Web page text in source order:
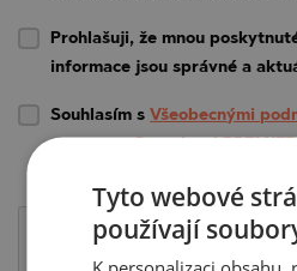
Prohlašuji, že mnou
informace jsou správné a
Souhlasím sVšeobecnými
programu Stonehard
Tyto webové
používají
K personalizaci obsahu,